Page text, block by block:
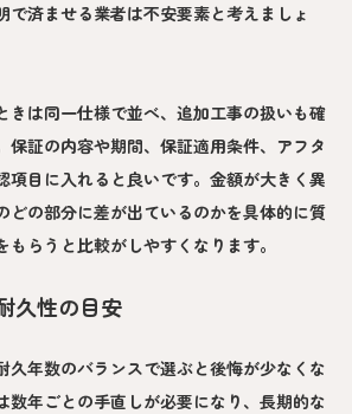
で済ませる業者は不安要素と考えましょ
きは同一仕様で並べ、追加工事の扱いも確
保証の内容や期間、保証適用条件、アフタ
項目に入れると良いです。金額が大きく異
どの部分に差が出ているのかを具体的に質
らうと比較がしやすくなります。
久性の目安
久年数のバランスで選ぶと後悔が少なくな
数年ごとの手直しが必要になり、長期的な